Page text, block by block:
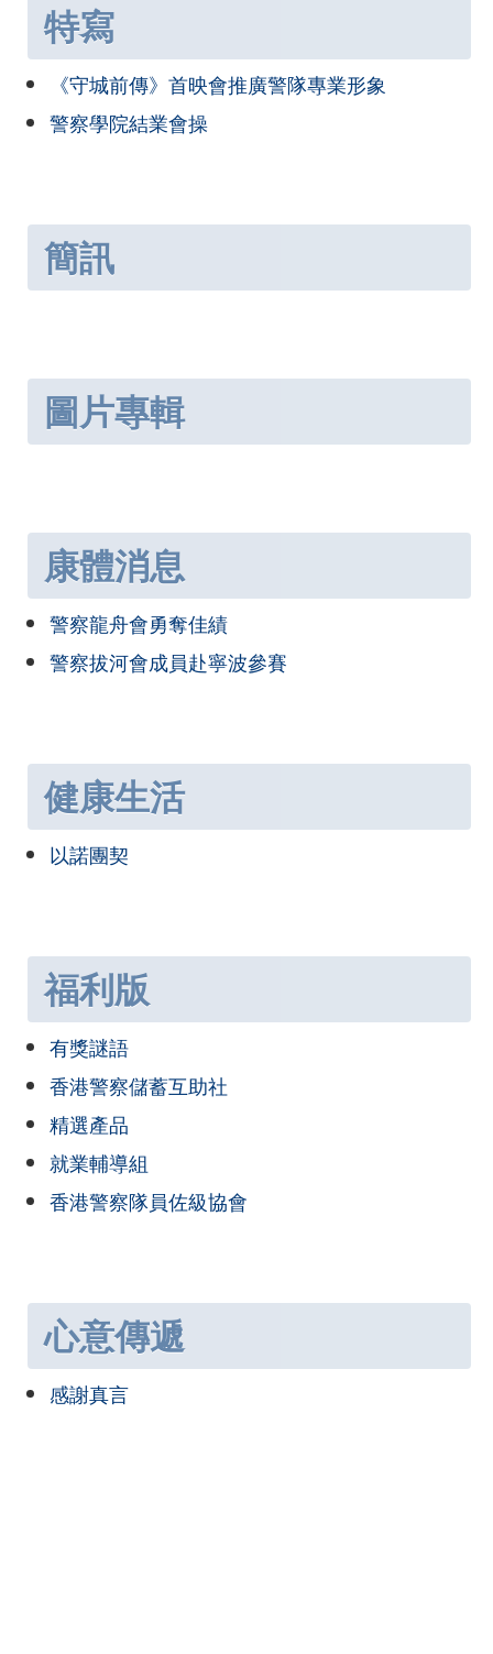
特寫
《守城前傳》首映會推廣警隊專業形象
警察學院結業會操
簡訊
圖片專輯
康體消息
警察龍舟會勇奪佳績
警察拔河會成員赴寧波參賽
健康生活
以諾團契
福利版
有獎謎語
香港警察儲蓄互助社
精選產品
就業輔導組
香港警察隊員佐級協會
心意傳遞
感謝真言